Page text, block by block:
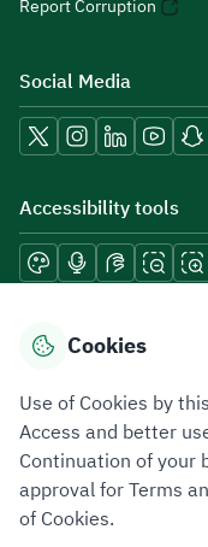
Report Corruption
Social Media
Accessibility tools
Download mobile
Privacy PolicyTerms of
Cookies
Use of Cookies by
Access and better
Continuation of your
approval for Terms
of Cookies.